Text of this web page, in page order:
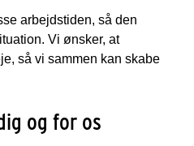
arbejdstiden, så den
Vi ønsker, at
så vi sammen kan skabe
og for os